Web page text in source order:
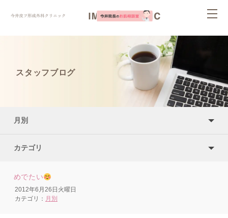
スタッフブログ
月別
カテゴリ
めでたい
2012年6月26日火曜日
カテゴリ： 月別